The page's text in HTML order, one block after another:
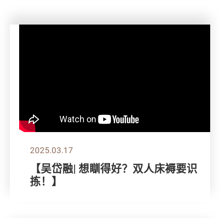
2025.03.17
【吴岱融| 想瞓得好？双人床褥要识
拣！】